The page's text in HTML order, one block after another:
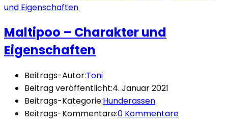
Maltipoo – Charakter und
Eigenschaften
Beitrags-Autor:Toni
Beitrag veröffentlicht:4. Januar 2021
Beitrags-Kategorie:Hunderassen
Beitrags-Kommentare:0 Kommentare